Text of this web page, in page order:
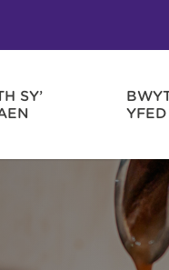
SY’
YFED